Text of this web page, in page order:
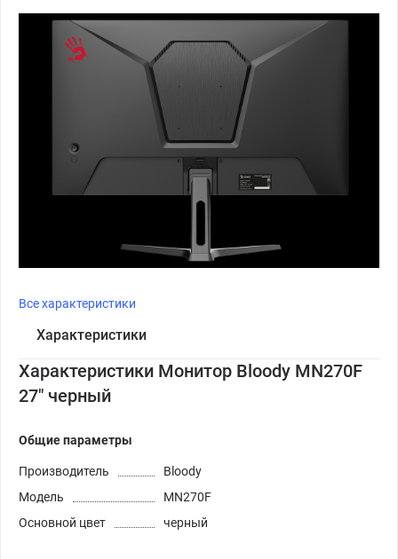
Все характеристики
Характеристики
Характеристики Монитор Bloody MN270F
27" черный
Общие параметры
Производитель
Bloody
Модель
MN270F
Основной цвет
черный